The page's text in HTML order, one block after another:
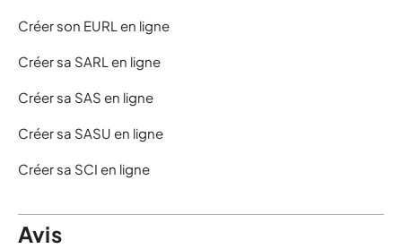
Créer son EURL en ligne
Créer sa SARL en ligne
Créer sa SAS en ligne
Créer sa SASU en ligne
Créer sa SCI en ligne
Avis